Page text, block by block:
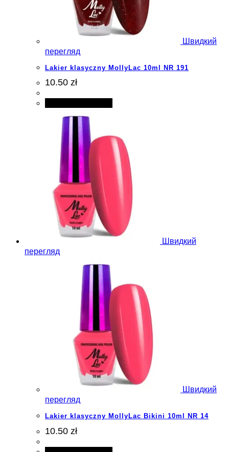
Швидкий
перегляд
Lakier klasyczny MollyLac 10ml NR 191
10.50 zł
Швидкий
перегляд
Швидкий
перегляд
Lakier klasyczny MollyLac Bikini 10ml NR 14
10.50 zł